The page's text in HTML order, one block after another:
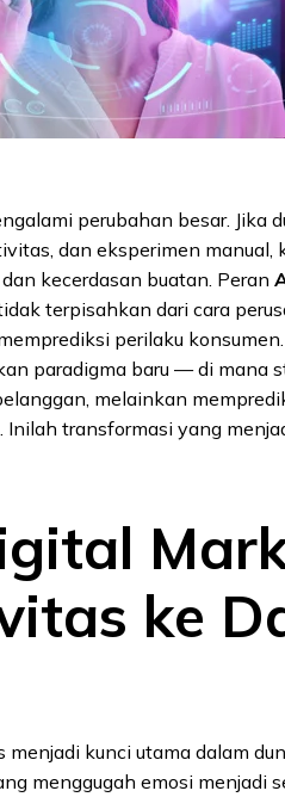
perubahan besar. Jika
dan eksperimen manual,
kecerdasan buatan. Peran
terpisahkan dari cara
perilaku
paradigma baru — di mana
melainkan
Inilah transformasi yang
ke
kunci utama dalam
menggugah emosi menjadi